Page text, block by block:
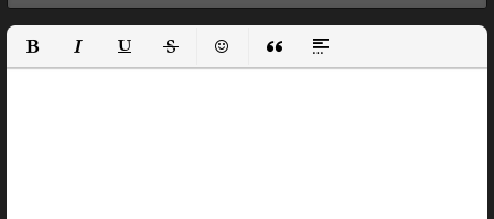
Полужирный
КурсивПодчеркнутый
ЗачеркнутыйВставить смайлик
Вставка цитаты
Вставка спойлера